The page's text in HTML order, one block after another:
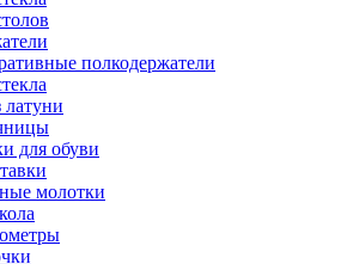
полкодержатели
латуни
для обуви
молотки